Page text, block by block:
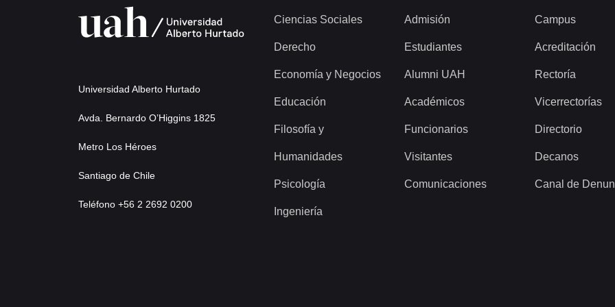
Universidad Alberto Hurtado
Avda. Bernardo O’Higgins 1825
Metro Los Héroes
Santiago de Chile
Teléfono +56 2 2692 0200
Ciencias Sociales
Derecho
Economía y Negocios
Educación
Filosofía y
Humanidades
Psicología
Ingeniería
Admisión
Estudiantes
Alumni UAH
Académicos
Funcionarios
Visitantes
Comunicaciones
Campus
Acreditación
Rectoría
Vicerrectorías
Directorio
Decanos
Canal de